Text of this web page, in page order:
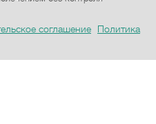
соглашение
Политика